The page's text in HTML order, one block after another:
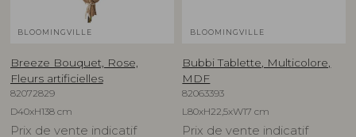
BLOOMINGVILLE
Breeze Bouquet, Rose,
Fleurs artificielles
82072829
D40xH138 cm
Prix de vente indicatif
BLOOMINGVILLE
Bubbi Tablette, Multicolore,
MDF
82063393
L80xH22,5xW17 cm
Prix de vente indicatif